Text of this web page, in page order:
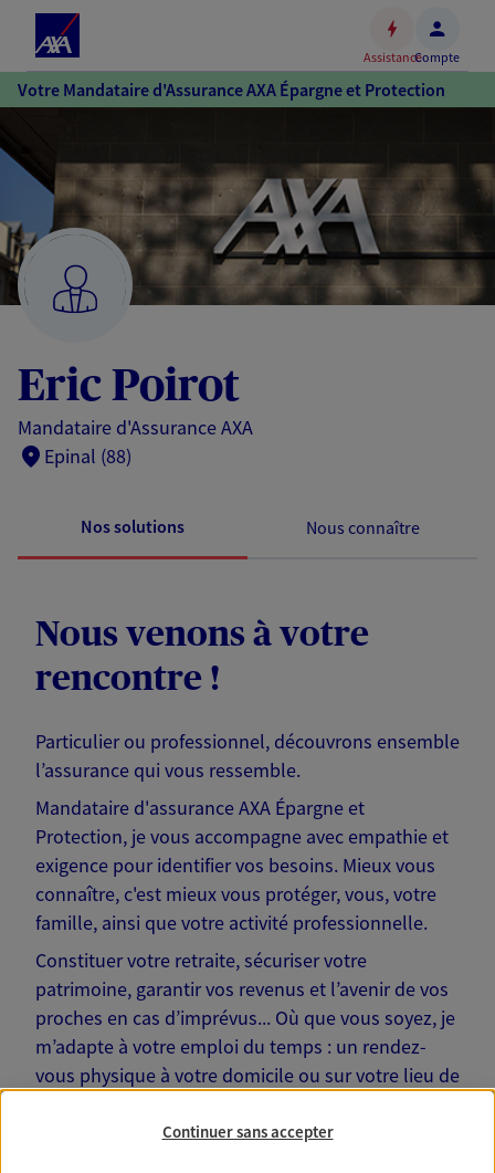
Accéder
au
Accéder
au
pied
de
page
AssistanceCompte
Votre Mandataire d'Assurance AXA Épargne et Protection
Eric Poirot
Mandataire d'Assurance AXA
Epinal (88)
Nos solutions Nous connaître
Nous venons à votre
rencontre !
Particulier ou professionnel, découvrons ensemble
l’assurance qui vous ressemble.
Mandataire d'assurance AXA Épargne et
Protection, je vous accompagne avec empathie et
exigence pour identifier vos besoins. Mieux vous
connaître, c'est mieux vous protéger, vous, votre
famille, ainsi que votre activité professionnelle.
Constituer votre retraite, sécuriser votre
patrimoine, garantir vos revenus et l’avenir de vos
proches en cas d’imprévus... Où que vous soyez, je
m’adapte à votre emploi du temps : un rendez-
vous physique à votre domicile ou sur votre lieu de
Continuer sans accepter